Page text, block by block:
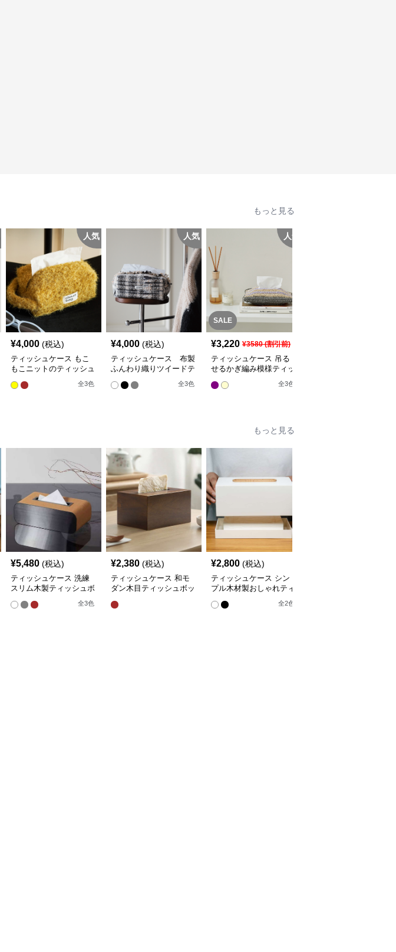
もっと見る
人気
¥4,000 (税込)
ティッシュケース もこ
もこニットのティッシュ
全3色
人気
¥4,000 (税込)
ティッシュケース 布製
ふんわり織りツイードテ
全3色
SALE
人気
¥3,220 ¥3580(割引前)
ティッシュケース 吊る
せるかぎ編み模様ティッ
全3色
もっと見る
¥5,480 (税込)
ティッシュケース 洗練
スリム木製ティッシュボ
全3色
¥2,380 (税込)
ティッシュケース 和モ
ダン木目ティッシュボッ
¥2,800 (税込)
ティッシュケース シン
プル木材製おしゃれティ
全2色